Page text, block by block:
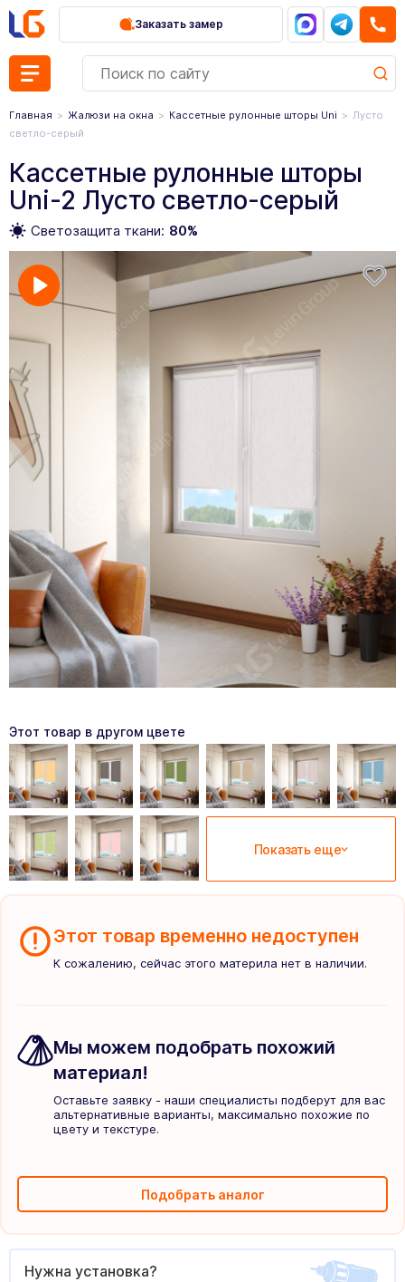
Заказать замер
Главная Жалюзи на окна Кассетные рулонные шторы Uni
Лусто
светло-серый
Кассетные рулонные шторы
Uni-2 Лусто светло-серый
Светозащита ткани: 80%
Этот товар в другом цвете
Показать еще
Этот товар временно недоступен
К сожалению, сейчас этого материла нет в наличии.
Мы можем подобрать похожий
материал!
Оставьте заявку - наши специалисты подберут для вас
альтернативные варианты, максимально похожие по
цвету и текстуре.
Подобрать аналог
Нужна установка?